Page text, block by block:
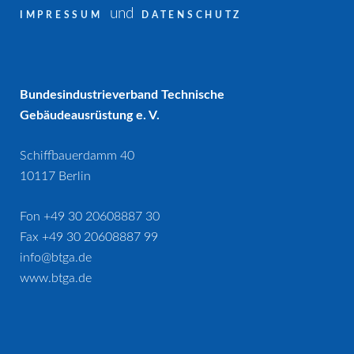
IMPRESSUM und DATENSCHUTZ
Bundesindustrieverband Technische
Gebäudeausrüstung e. V.
Schiffbauerdamm 40
10117 Berlin
Fon +49 30 20608887 30
Fax +49 30 20608887 99
info@btga.de
www.btga.de